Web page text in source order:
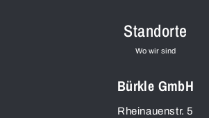
Standorte
Wo wir sind
Bürkle GmbH
Rheinauenstr. 5